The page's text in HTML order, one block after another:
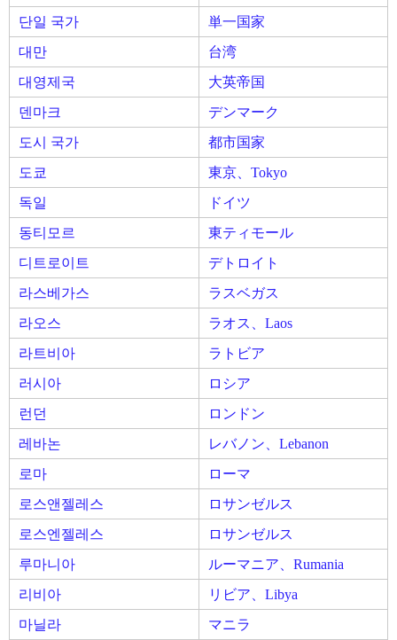
단일 국가
単一国家
대만
台湾
대영제국
大英帝国
덴마크
デンマーク
도시 국가
都市国家
도쿄
東京、Tokyo
독일
ドイツ
동티모르
東ティモール
디트로이트
デトロイト
라스베가스
ラスベガス
라오스
ラオス、Laos
라트비아
ラトビア
러시아
ロシア
런던
ロンドン
레바논
レバノン、Lebanon
로마
ローマ
로스앤젤레스
ロサンゼルス
로스엔젤레스
ロサンゼルス
루마니아
ルーマニア、Rumania
리비아
リビア、Libya
마닐라
マニラ